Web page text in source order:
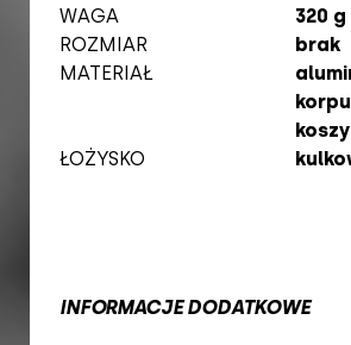
WAGA
320 g
ROZMIAR
brak
MATERIAŁ
ŁOŻYSKO
INFORMACJE DODATKOWE